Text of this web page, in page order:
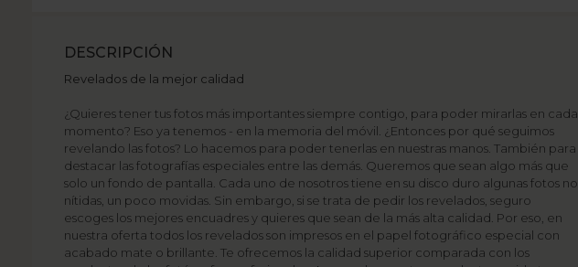
DESCRIPCIÓN
Revelados de la mejor calidad
¿Quieres tener tus fotos más importantes siempre contigo, para poder mirarlas en cada
momento? Eso ya tenemos - en la memoria del móvil. ¿Entonces por qué seguimos
revelando las fotos? Lo hacemos para poder tenerlas en nuestras manos. También para
destacar las fotografías especiales entre las demás. Queremos que sean algo más que
solo un fondo de pantalla. Cada uno de nosotros tiene en su disco duro algunas fotos no
nítidas, un poco movidas. Sin embargo, si se trata de pedir los revelados, seguro
escoges los mejores encuadres y quieres que sean de la más alta calidad. Por eso, en
nuestra oferta todos los revelados son impresos en el papel fotográfico especial con
acabado mate o brillante. Te ofrecemos la calidad superior comparada con los